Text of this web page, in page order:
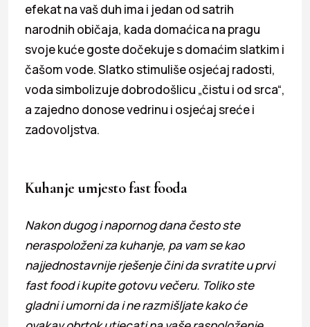
efekat na vaš duh ima i jedan od satrih
narodnih običaja, kada domaćica na pragu
svoje kuće goste dočekuje s domaćim slatkim i
čašom vode. Slatko stimuliše osjećaj radosti,
voda simbolizuje dobrodošlicu „čistu i od srca“,
a zajedno donose vedrinu i osjećaj sreće i
zadovoljstva.
Kuhanje umjesto fast fooda
Nakon dugog i napornog dana često ste
neraspoloženi za kuhanje, pa vam se kao
najjednostavnije rješenje čini da svratite u prvi
fast food i kupite gotovu večeru. Toliko ste
gladni i umorni da i ne razmišljate kako će